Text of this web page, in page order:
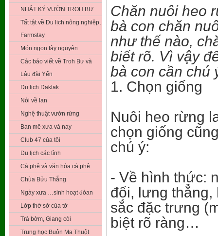
NHẬT KÝ VƯỜN TROH BƯ
Tất tật về Du lịch nông nghiệp,
Farmstay
Món ngon tây nguyên
Các báo viết về Troh Bư và
Lâu đài Yến
Du lịch Daklak
Nói về lan
Nghệ thuật vườn rừng
Ban mê xưa và nay
Club 47 của tôi
Du lịch các tỉnh
Cà phê và văn hóa cà phê
Chùa Bửu Thắng
Ngày xưa …sinh hoạt đòan
Lớp thờ sờ của tớ
Trà bờm, Giang còi
Trung học Buôn Ma Thuột
Chăn nuôi heo
bà con chăn
như thế nào,
biết rõ. Vì vậy
bà con cần chú
1. Chọn giống
Nuôi heo rừng
chọn giống
chú ý:
- Về hình thức:
đối, lưng
sắc đặc trưng
biệt rõ ràng…